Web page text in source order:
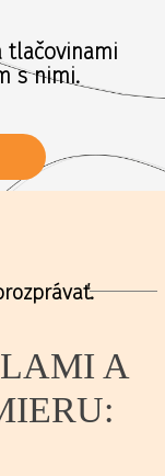
tlačovinami
s nimi.
A